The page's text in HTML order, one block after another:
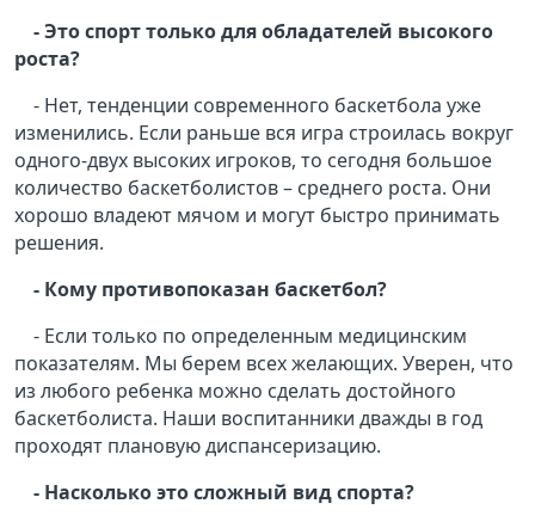
- Это спорт только для обладателей высокого
роста?
- Нет, тенденции современного баскетбола уже
изменились. Если раньше вся игра строилась вокруг
одного-двух высоких игроков, то сегодня большое
количество баскетболистов – среднего роста. Они
хорошо владеют мячом и могут быстро принимать
решения.
- Кому противопоказан баскетбол?
- Если только по определенным медицинским
показателям. Мы берем всех желающих. Уверен, что
из любого ребенка можно сделать достойного
баскетболиста. Наши воспитанники дважды в год
проходят плановую диспансеризацию.
- Насколько это сложный вид спорта?